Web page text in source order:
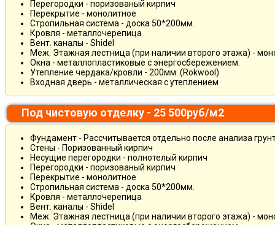
Перегородки - поризованый кирпич
Перекрытие - монолитное
Стропильная система - доска 50*200мм.
Кровля - металлочерепица
Вент. каналы - Shidel
Меж. Этажная лестница (при наличии второго этажа) -
Окна - металлопластиковые с энергосбережением.
Утепление чердака/кровли - 200мм. (Rokwool)
Входная дверь - металлическая с утеплением
Под чистовую отделку - 25 500руб/м2
Фундамент - Рассчитывается отдельно после анализа
Стены - Поризованный кирпич
Несущие перегородки - полнотелый кирпич
Перегородки - поризованый кирпич
Перекрытие - монолитное
Стропильная система - доска 50*200мм.
Кровля - металлочерепица
Вент. каналы - Shidel
Меж. Этажная лестница (при наличии второго этажа) -